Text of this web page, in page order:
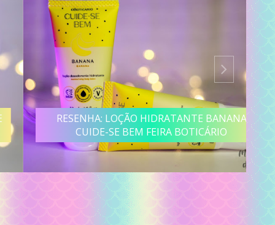
RESENHA: LOÇÃO HIDRATANTE BANANA
CUIDE-SE BEM FEIRA BOTICÁRIO